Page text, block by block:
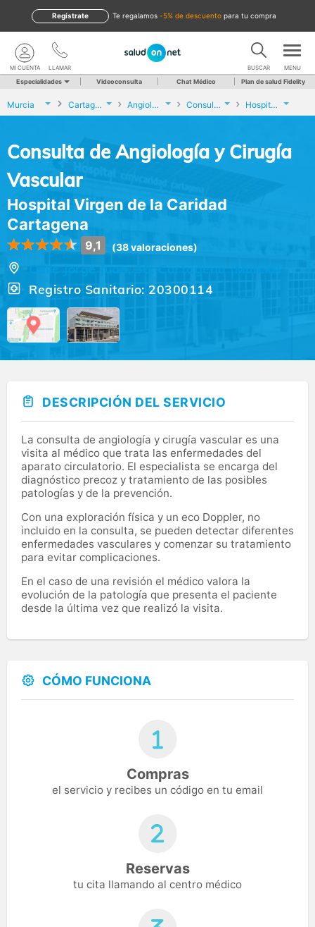
te regalamos -5% de descuento para tu compra
Regístrate
LLAMAR
MI CUENTA BUSCAR MENU
Especialidades Videoconsulta Chat Médico Plan de salud Fidelity
Murcia Cartagena Angiología y Cirugía Vascular Consulta de Angiología y Cirugía Vascular Hospital Virgen de la Caridad Cartagena
Consulta de Angiología y Cirugía
Vascular
Hospital Virgen de la Caridad
Cartagena
9,1 (38 valoraciones)
Registro Sanitario: 20300114
DESCRIPCIÓN DEL SERVICIO
La consulta de angiología y cirugía vascular es una
visita al médico que trata las enfermedades del
aparato circulatorio. El especialista se encarga del
diagnóstico precoz y tratamiento de las posibles
patologías y de la prevención.
Con una exploración física y un eco Doppler, no
incluido en la consulta, se pueden detectar diferentes
enfermedades vasculares y comenzar su tratamiento
para evitar complicaciones.
En el caso de una revisión el médico valora la
evolución de la patología que presenta el paciente
desde la última vez que realizó la visita.
CÓMO FUNCIONA
Compras
el servicio y recibes un código en tu email
Reservas
tu cita llamando al centro médico